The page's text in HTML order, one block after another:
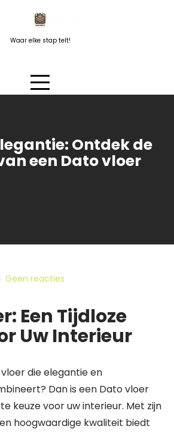
Waar elke stap telt!
Ontdek de
een Dato vloer
Geen reacties
Een Tijdloze
Uw Interieur
die elegantie en
Dan is een Dato vloer
keuze voor uw interieur. Met zijn
hoogwaardige kwaliteit biedt